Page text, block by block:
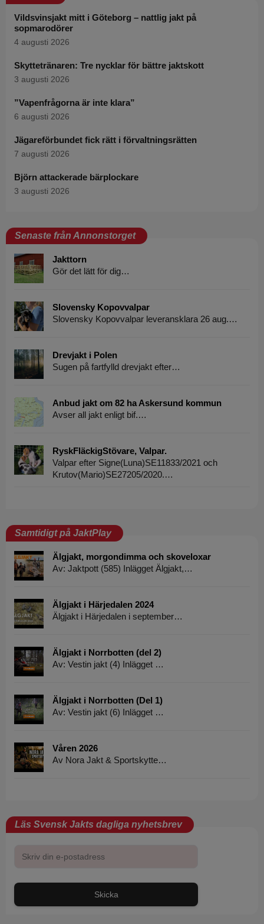
Vildsvinsjakt mitt i Göteborg – nattlig jakt på
sopmarodörer
4 augusti 2026
Skyttetränaren: Tre nycklar för bättre jaktskott
3 augusti 2026
”Vapenfrågorna är inte klara”
6 augusti 2026
Jägareförbundet fick rätt i förvaltningsrätten
7 augusti 2026
Björn attackerade bärplockare
3 augusti 2026
Senaste från Annonstorget
Jakttorn
Gör det lätt för dig…
Slovensky Kopovvalpar
Slovensky Kopovvalpar leveransklara 26 aug.…
Drevjakt i Polen
Sugen på fartfylld drevjakt efter…
Anbud jakt om 82 ha Askersund kommun
Avser all jakt enligt bif.…
RyskFläckigStövare, Valpar.
Valpar efter Signe(Luna)SE11833/2021 och
Krutov(Mario)SE27205/2020.…
Samtidigt på JaktPlay
Älgjakt, morgondimma och skoveloxar
Av: Jaktpott (585) Inlägget Älgjakt,…
Älgjakt i Härjedalen 2024
Älgjakt i Härjedalen i september…
Älgjakt i Norrbotten (del 2)
Av: Vestin jakt (4) Inlägget …
Älgjakt i Norrbotten (Del 1)
Av: Vestin jakt (6) Inlägget …
Våren 2026
Av Nora Jakt & Sportskytte…
Läs Svensk Jakts dagliga nyhetsbrev
Skicka